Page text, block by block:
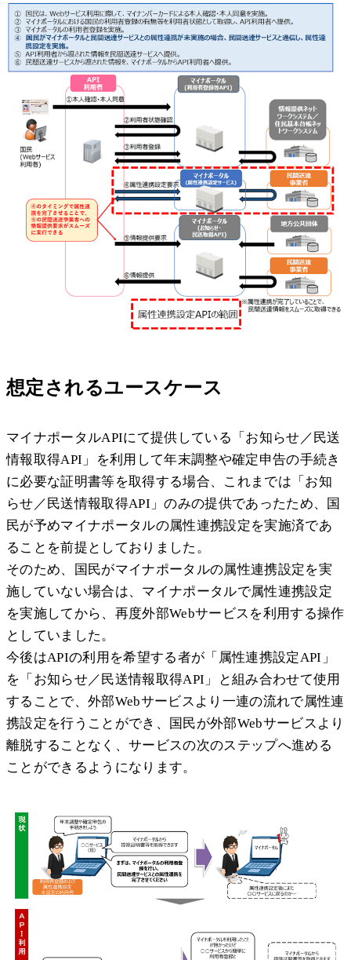
想定されるユースケース
マイナポータルAPIにて提供している「お知らせ／民送
情報取得API」を利用して年末調整や確定申告の手続き
に必要な証明書等を取得する場合、これまでは「お知
らせ／民送情報取得API」のみの提供であったため、国
民が予めマイナポータルの属性連携設定を実施済であ
ることを前提としておりました。
そのため、国民がマイナポータルの属性連携設定を実
施していない場合は、マイナポータルで属性連携設定
を実施してから、再度外部Webサービスを利用する操作
としていました。
今後はAPIの利用を希望する者が「属性連携設定API」
を「お知らせ／民送情報取得API」と組み合わせて使用
することで、外部Webサービスより一連の流れで属性連
携設定を行うことができ、国民が外部Webサービスより
離脱することなく、サービスの次のステップへ進める
ことができるようになります。